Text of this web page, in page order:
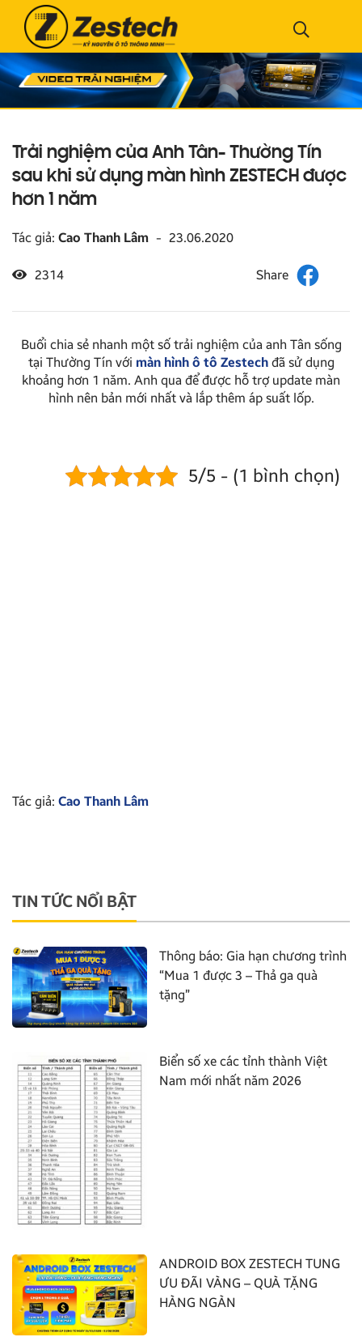
Trải nghiệm của Anh Tân- Thường Tín
sau khi sử dụng màn hình ZESTECH được
hơn 1 năm
Tác giả: Cao Thanh Lâm - 23.06.2020
2314
Buổi chia sẻ nhanh một số trải nghiệm của anh Tân sống
tại Thường Tín với màn hình ô tô Zestechđã sử dụng
khoảng hơn 1 năm. Anh qua để được hỗ trợ update màn
hình nên bản mới nhất và lắp thêm áp suất lốp.
5/5 - (1 bình chọn)
Tác giả: Cao Thanh Lâm
TIN TỨC NỔI BẬT
Thông báo: Gia hạn chương trình
“Mua 1 được 3 – Thả ga quà
tặng”
Biển số xe các tỉnh thành Việt
Nam mới nhất năm 2026
ANDROID BOX ZESTECH TUNG
ƯU ĐÃI VÀNG – QUÀ TẶNG
HÀNG NGÀN